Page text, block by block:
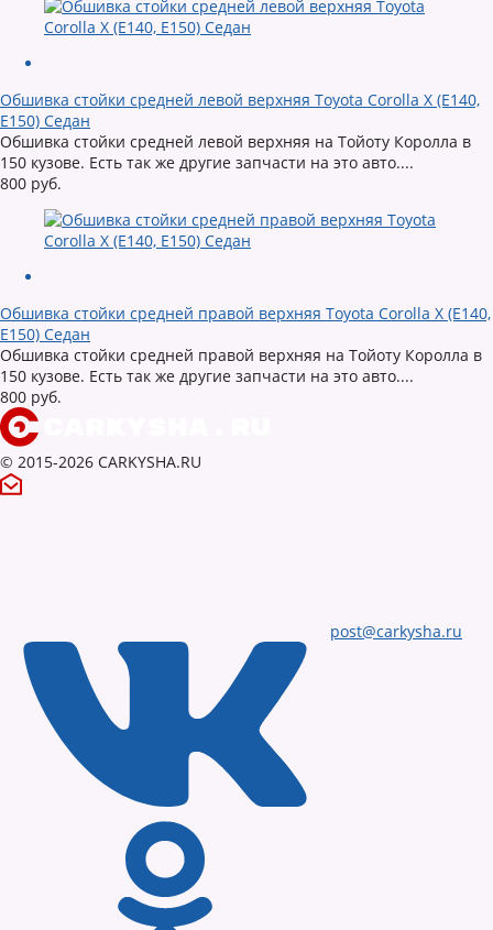
Обшивка стойки средней левой верхняя Toyota Corolla X (E140,
E150) Седан
Обшивка стойки средней левой верхняя на Тойоту Королла в
150 кузове. Есть так же другие запчасти на это авто....
800 руб.
Обшивка стойки средней правой верхняя Toyota Corolla X (E140,
E150) Седан
Обшивка стойки средней правой верхняя на Тойоту Королла в
150 кузове. Есть так же другие запчасти на это авто....
800 руб.
© 2015-2026 CARKYSHA.RU
post@carkysha.ru